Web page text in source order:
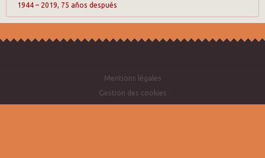
1944 – 2019, 75 años después
Mentions légales
Gestion des cookies